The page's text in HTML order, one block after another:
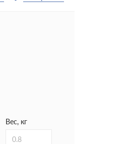
Вес, кг
0.8